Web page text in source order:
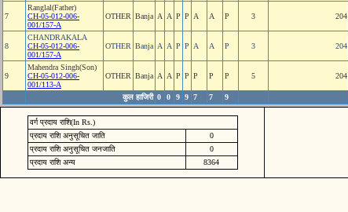
7
Ranglal(Father)
CH-05-012-006-
001/157-A
OTHER Banja A A P P A A P 3 204
8
CHANDRAKALA
CH-05-012-006-
001/157-A
OTHER Banja A A P P A A P 3 204
9
Mahendra Singh(Son)
CH-05-012-006-
001/113-A
OTHER Banja A A P P P P P 5 204
कुल हाजिरी 0 0 9 9 7 7 9
वर्ग प्रदाय राशि(In Rs.)
प्रदाय राशि अनुसूचित जाति
0
प्रदाय राशि अनुसूचित जनजाति
0
प्रदाय राशि अन्य
8364